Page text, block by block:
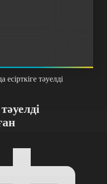
есірткіге тәуелді